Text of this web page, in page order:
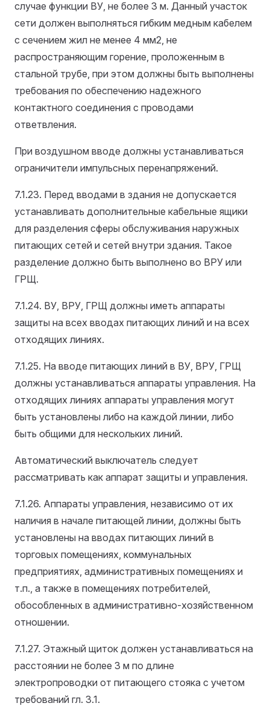
случае функции ВУ, не более 3 м. Данный участок
сети должен выполняться гибким медным кабелем
с сечением жил не менее 4 мм2, не
распространяющим горение, проложенным в
стальной трубе, при этом должны быть выполнены
требования по обеспечению надежного
контактного соединения с проводами
ответвления.
При воздушном вводе должны устанавливаться
ограничители импульсных перенапряжений.
7.1.23. Перед вводами в здания не допускается
устанавливать дополнительные кабельные ящики
для разделения сферы обслуживания наружных
питающих сетей и сетей внутри здания. Такое
разделение должно быть выполнено во ВРУ или
ГРЩ.
7.1.24. ВУ, ВРУ, ГРЩ должны иметь аппараты
защиты на всех вводах питающих линий и на всех
отходящих линиях.
7.1.25. На вводе питающих линий в ВУ, ВРУ, ГРЩ
должны устанавливаться аппараты управления. На
отходящих линиях аппараты управления могут
быть установлены либо на каждой линии, либо
быть общими для нескольких линий.
Автоматический выключатель следует
рассматривать как аппарат защиты и управления.
7.1.26. Аппараты управления, независимо от их
наличия в начале питающей линии, должны быть
установлены на вводах питающих линий в
торговых помещениях, коммунальных
предприятиях, административных помещениях и
т.п., а также в помещениях потребителей,
обособленных в административно-хозяйственном
отношении.
7.1.27. Этажный щиток должен устанавливаться на
расстоянии не более 3 м по длине
электропроводки от питающего стояка с учетом
требований гл. 3.1.